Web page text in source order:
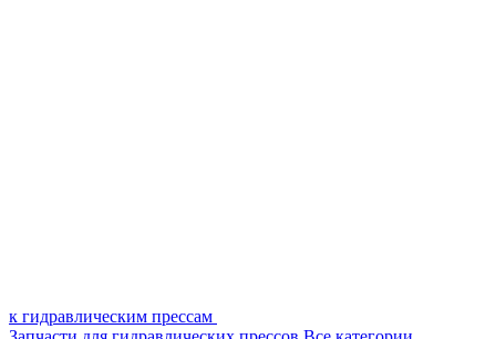
к гидравлическим прессам